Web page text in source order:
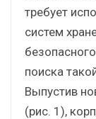
требует
систем
поиска
Выпустив
(рис. 1),